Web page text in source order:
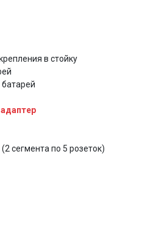
в стойку
сегмента по 5 розеток)